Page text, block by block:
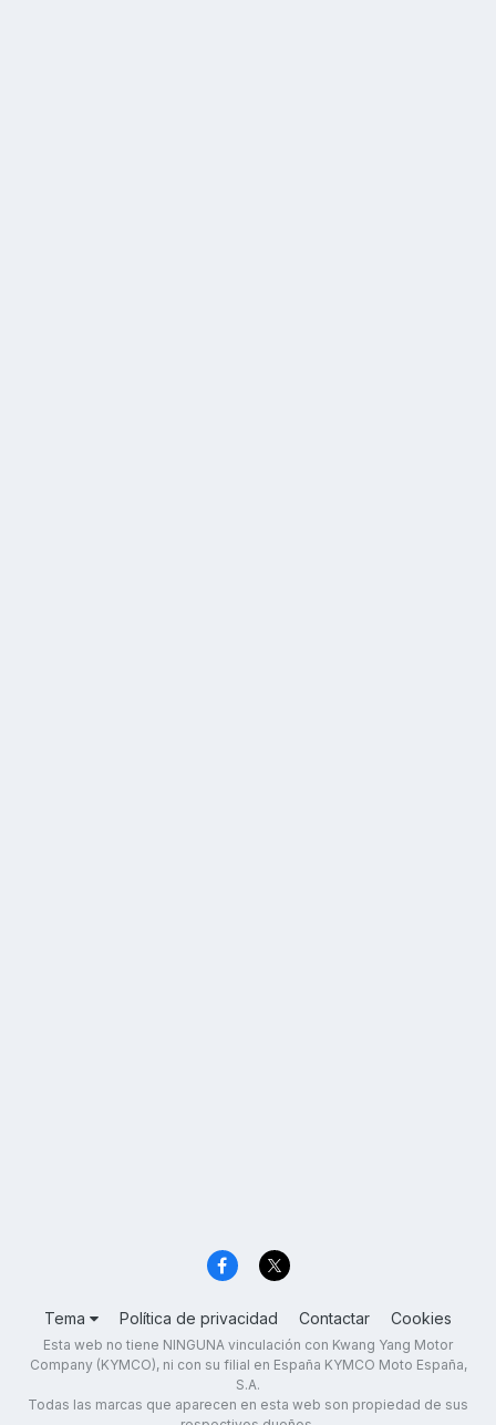
Tema Política de privacidad Contactar Cookies
Esta web no tiene NINGUNA vinculación con Kwang Yang Motor
Company (KYMCO), ni con su filial en España KYMCO Moto España,
S.A.
Todas las marcas que aparecen en esta web son propiedad de sus